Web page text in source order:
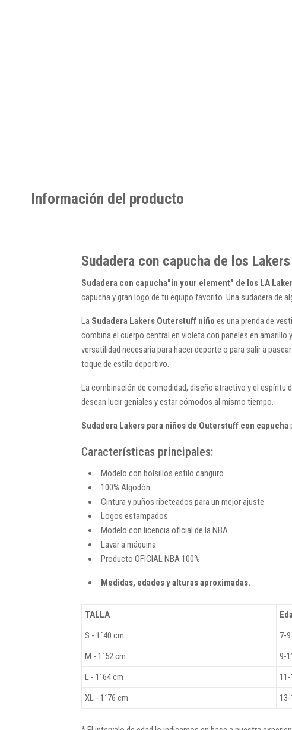
Información del producto
Sudadera con capucha de los
Sudadera con capucha"in your element" de los LA
capucha y gran logo de tu equipo favorito. Una sudadera de
La Sudadera Lakers Outerstuff niño es una prenda de
combina el cuerpo central en violeta con paneles en
versatilidad necesaria para hacer deporte o para salir a
toque de estilo deportivo.
La combinación de comodidad, diseño atractivo y el espíritu
desean lucir geniales y estar cómodos al mismo tiempo.
Sudadera Lakers para niños de Outerstuff con capucha
Características principales:
Modelo con bolsillos estilo canguro
100% Algodón
Cintura y puños ribeteados para un mejor ajuste
Logos estampados
Modelo con licencia oficial de la NBA
Lavar a máquina
Producto OFICIAL NBA 100%
Medidas, edades y alturas aproximadas.
TALLA
S - 1´40 cm
7-
M - 1´52 cm
9-
L - 1´64 cm
XL - 1´76 cm